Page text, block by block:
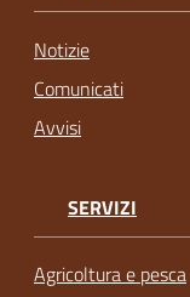
Notizie
Comunicati
Avvisi
SERVIZI
Agricoltura e pesca